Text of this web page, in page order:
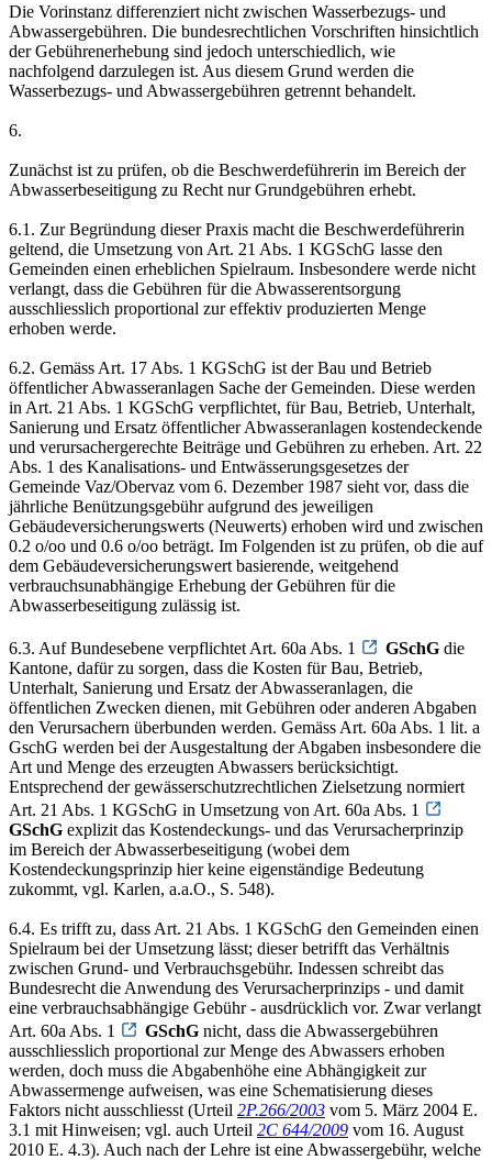
Die Vorinstanz differenziert nicht zwischen Wasserbezugs- und
Abwassergebühren. Die bundesrechtlichen Vorschriften hinsichtlich
der Gebührenerhebung sind jedoch unterschiedlich, wie
nachfolgend darzulegen ist. Aus diesem Grund werden die
Wasserbezugs- und Abwassergebühren getrennt behandelt.
6.
Zunächst ist zu prüfen, ob die Beschwerdeführerin im Bereich der
Abwasserbeseitigung zu Recht nur Grundgebühren erhebt.
6.1. Zur Begründung dieser Praxis macht die Beschwerdeführerin
geltend, die Umsetzung von Art. 21 Abs. 1 KGSchG lasse den
Gemeinden einen erheblichen Spielraum. Insbesondere werde nicht
verlangt, dass die Gebühren für die Abwasserentsorgung
ausschliesslich proportional zur effektiv produzierten Menge
erhoben werde.
6.2. Gemäss Art. 17 Abs. 1 KGSchG ist der Bau und Betrieb
öffentlicher Abwasseranlagen Sache der Gemeinden. Diese werden
in Art. 21 Abs. 1 KGSchG verpflichtet, für Bau, Betrieb, Unterhalt,
Sanierung und Ersatz öffentlicher Abwasseranlagen kostendeckende
und verursachergerechte Beiträge und Gebühren zu erheben. Art. 22
Abs. 1 des Kanalisations- und Entwässerungsgesetzes der
Gemeinde Vaz/Obervaz vom 6. Dezember 1987 sieht vor, dass die
jährliche Benützungsgebühr aufgrund des jeweiligen
Gebäudeversicherungswerts (Neuwerts) erhoben wird und zwischen
0.2 o/oo und 0.6 o/oo beträgt. Im Folgenden ist zu prüfen, ob die auf
dem Gebäudeversicherungswert basierende, weitgehend
verbrauchsunabhängige Erhebung der Gebühren für die
Abwasserbeseitigung zulässig ist.
6.3. Auf Bundesebene verpflichtet Art. 60a Abs. 1 GSchG die
Kantone, dafür zu sorgen, dass die Kosten für Bau, Betrieb,
Unterhalt, Sanierung und Ersatz der Abwasseranlagen, die
öffentlichen Zwecken dienen, mit Gebühren oder anderen Abgaben
den Verursachern überbunden werden. Gemäss Art. 60a Abs. 1 lit. a
GschG werden bei der Ausgestaltung der Abgaben insbesondere die
Art und Menge des erzeugten Abwassers berücksichtigt.
Entsprechend der gewässerschutzrechtlichen Zielsetzung normiert
Art. 21 Abs. 1 KGSchG in Umsetzung von Art. 60a Abs. 1
GSchG explizit das Kostendeckungs- und das Verursacherprinzip
im Bereich der Abwasserbeseitigung (wobei dem
Kostendeckungsprinzip hier keine eigenständige Bedeutung
zukommt, vgl. Karlen, a.a.O., S. 548).
6.4. Es trifft zu, dass Art. 21 Abs. 1 KGSchG den Gemeinden einen
Spielraum bei der Umsetzung lässt; dieser betrifft das Verhältnis
zwischen Grund- und Verbrauchsgebühr. Indessen schreibt das
Bundesrecht die Anwendung des Verursacherprinzips - und damit
eine verbrauchsabhängige Gebühr - ausdrücklich vor. Zwar verlangt
Art. 60a Abs. 1
GSchG nicht, dass die Abwassergebühren
ausschliesslich proportional zur Menge des Abwassers erhoben
werden, doch muss die Abgabenhöhe eine Abhängigkeit zur
Abwassermenge aufweisen, was eine Schematisierung dieses
Faktors nicht ausschliesst (Urteil 2P.266/2003 vom 5. März 2004 E.
3.1 mit Hinweisen; vgl. auch Urteil 2C 644/2009 vom 16. August
2010 E. 4.3). Auch nach der Lehre ist eine Abwassergebühr, welche